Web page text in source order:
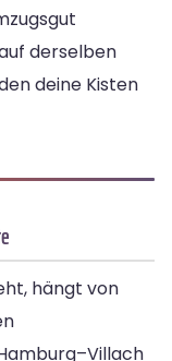
derselben
deine Kisten
hängt von